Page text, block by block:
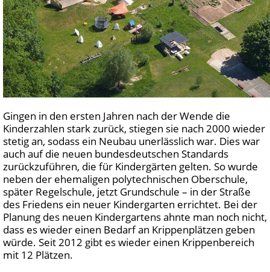
Gingen in den ersten Jahren nach der Wende die
Kinderzahlen stark zurück, stiegen sie nach 2000 wieder
stetig an, sodass ein Neubau unerlässlich war. Dies war
auch auf die neuen bundesdeutschen Standards
zurückzuführen, die für Kindergärten gelten. So wurde
neben der ehemaligen polytechnischen Oberschule,
später Regelschule, jetzt Grundschule – in der Straße
des Friedens ein neuer Kindergarten errichtet. Bei der
Planung des neuen Kindergartens ahnte man noch nicht,
dass es wieder einen Bedarf an Krippenplätzen geben
würde. Seit 2012 gibt es wieder einen Krippenbereich
mit 12 Plätzen.